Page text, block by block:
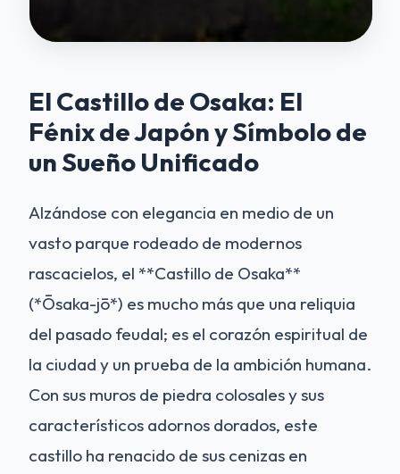
El Castillo de Osaka: El
Fénix de Japón y Símbolo de
un Sueño Unificado
Alzándose con elegancia en medio de un
vasto parque rodeado de modernos
rascacielos, el **Castillo de Osaka**
(*Ōsaka-jō*) es mucho más que una reliquia
del pasado feudal; es el corazón espiritual de
la ciudad y un prueba de la ambición humana.
Con sus muros de piedra colosales y sus
característicos adornos dorados, este
castillo ha renacido de sus cenizas en